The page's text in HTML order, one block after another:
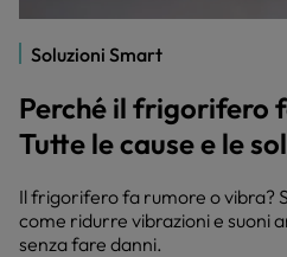
Soluzioni Smart
Perché il frigorifero
Tutte le cause e le
Il frigorifero fa rumore o vibra?
come ridurre vibrazioni e suoni
senza fare danni.